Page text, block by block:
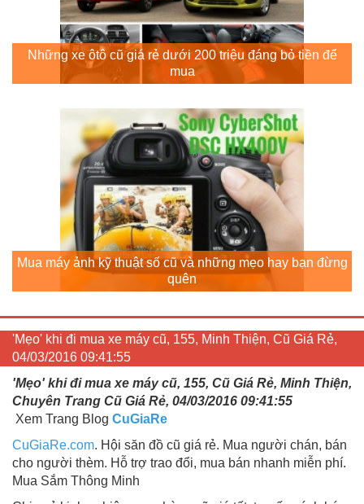
Những xe ôtô cũ giá rẻ dưới 200 triệu đáng bỏ tiền để
mua
Mua máy ảnh kỹ thuật số cũ và những mẹo hay bạn đừng
quên
'Mẹo' khi đi mua xe máy cũ, 155, Minh Thiện, Cũ Giá Rẻ,
04/03/2016 09:41:55
'Mẹo' khi đi mua xe máy cũ, 155, Cũ Giá Rẻ, Minh Thiện,
Chuyên Trang Cũ Giá Rẻ, 04/03/2016 09:41:55
Xem Trang Blog CuGiaRe
CuGiaRe.com. Hội săn đồ cũ giá rẻ. Mua người chán, bán
cho người thèm. Hỗ trợ trao đổi, mua bán nhanh miễn phí.
Mua Sắm Thông Minh